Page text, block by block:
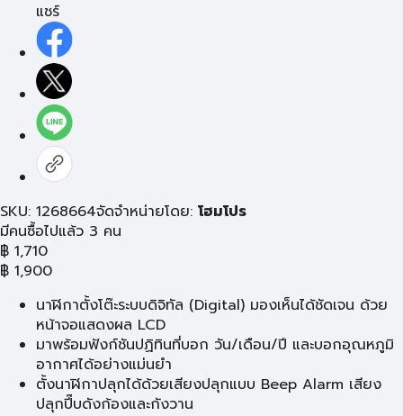
แชร์
SKU: 1268664จัดจำหน่ายโดย: โฮมโปร
มีคนซื้อไปแล้ว 3 คน
฿ 1,710
฿ 1,900
นาฬิกาตั้งโต๊ะระบบดิจิทัล (Digital) มองเห็นได้ชัดเจน ด้วย
หน้าจอแสดงผล LCD
มาพร้อมฟังก์ชันปฏิทินที่บอก วัน/เดือน/ปี และบอกอุณหภูมิ
อากาศได้อย่างแม่นยำ
ตั้งนาฬิกาปลุกได้ด้วยเสียงปลุกแบบ Beep Alarm เสียง
ปลุกปี๊บดังก้องและกังวาน